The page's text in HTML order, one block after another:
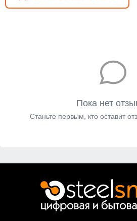
Пока нет
Станьте первым, кто оставит